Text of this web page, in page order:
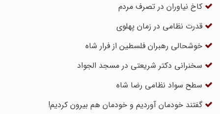
کاخ نیاوران در تصرف مردم
قدرت نظامی در زمان پهلوی
خوشحالی رهبران فلسطین از فرار شاه
سخنرانی دکتر شریعتی در مسجد الجواد
سطح سواد نظامی رضا شاه
گفتند خودمان آوردیم و خودمان هم بیرون کردیم!